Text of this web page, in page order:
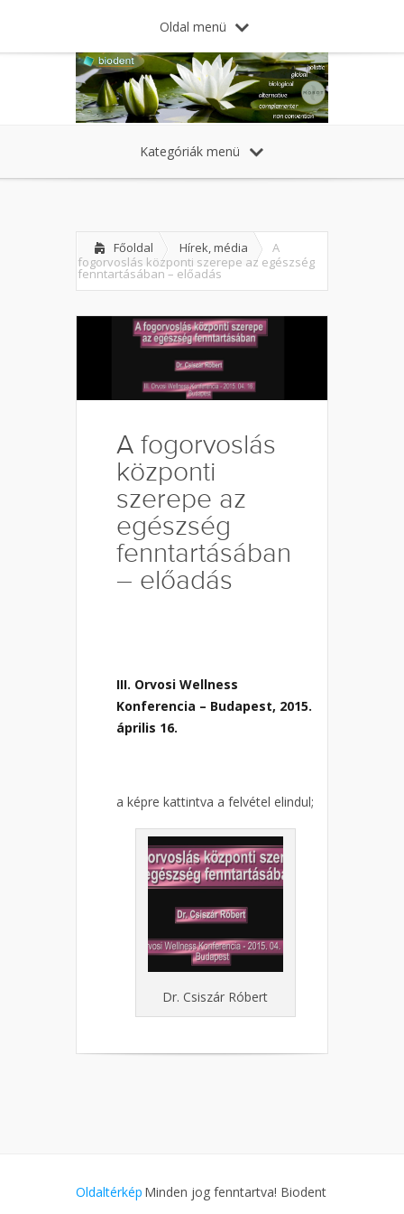
Oldal menü
Kategóriák menü
Főoldal Hírek, média
A
fogorvoslás központi szerepe az egészség
fenntartásában – előadás
A fogorvoslás
központi
szerepe az
egészség
fenntartásában
– előadás
III. Orvosi Wellness
Konferencia – Budapest, 2015.
április 16.
a képre kattintva a felvétel elindul;
Dr. Csiszár Róbert
Oldaltérkép Minden jog fenntartva! Biodent